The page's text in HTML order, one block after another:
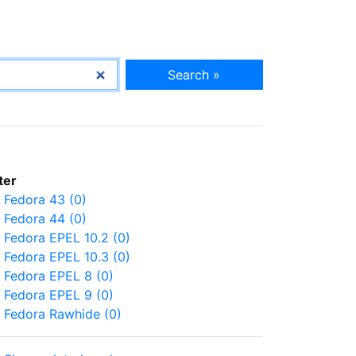
Search »
Fedora 43 (0)
Fedora 44 (0)
Fedora EPEL 10.2 (0)
Fedora EPEL 10.3 (0)
Fedora EPEL 8 (0)
Fedora EPEL 9 (0)
Fedora Rawhide (0)